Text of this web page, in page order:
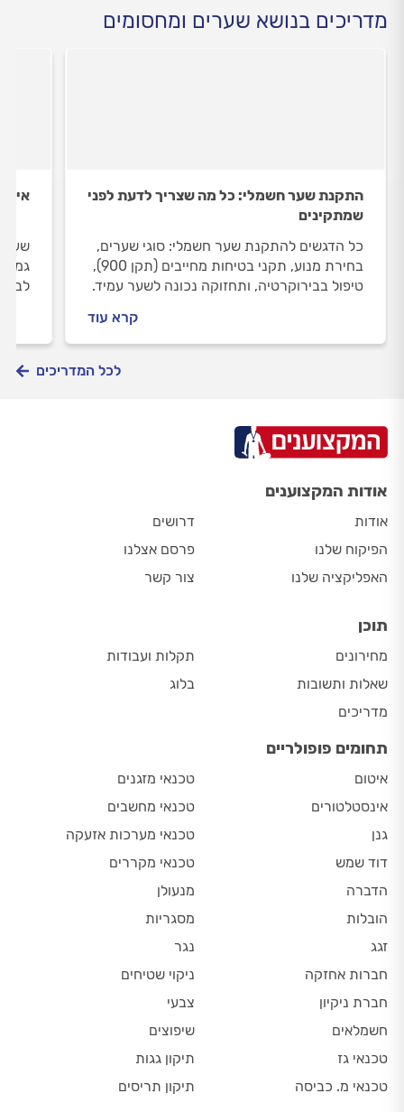
מדריכים בנושא שערים ומחסומים
התקנת שער חשמלי: כל מה שצריך לדעת לפני
שמתקינים
כל הדגשים להתקנת שער חשמלי: סוגי שערים,
בחירת מנוע, תקני בטיחות מחייבים (תקן 900),
טיפול בבירוקרטיה, ותחזוקה נכונה לשער עמיד.
קרא עוד
איך
לכל המדריכים
אודות המקצוענים
אודות
הפיקוח שלנו
האפליקציה שלנו
דרושים
פרסם אצלנו
צור קשר
תוכן
מחירונים
שאלות ותשובות
מדריכים
תקלות ועבודות
בלוג
תחומים פופולריים
איטום
אינסטלטורים
גנן
דוד שמש
הדברה
הובלות
זגג
חברות אחזקה
חברת ניקיון
חשמלאים
טכנאי גז
טכנאי מ. כביסה
טכנאי מזגנים
טכנאי מחשבים
טכנאי מערכות אזעקה
טכנאי מקררים
מנעולן
מסגריות
נגר
ניקוי שטיחים
צבעי
שיפוצים
תיקון גגות
תיקון תריסים